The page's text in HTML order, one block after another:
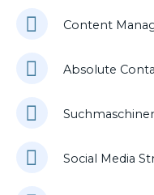
Content
Absolute
Social Media